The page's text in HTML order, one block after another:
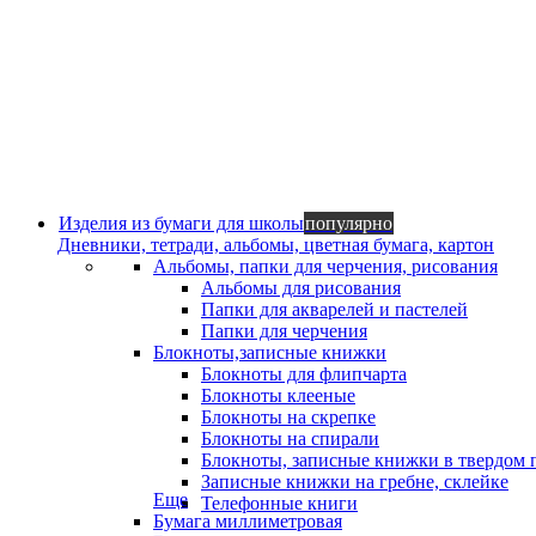
Изделия из бумаги для школыпопулярно
Дневники, тетради, альбомы, цветная бумага, картон
Альбомы, папки для черчения, рисования
Альбомы для рисования
Папки для акварелей и пастелей
Папки для черчения
Блокноты,записные книжки
Блокноты для флипчарта
Блокноты клееные
Блокноты на скрепке
Блокноты на спирали
Блокноты, записные книжки в твердом
Записные книжки на гребне, склейке
Телефонные книги
Еще
Бумага миллиметровая